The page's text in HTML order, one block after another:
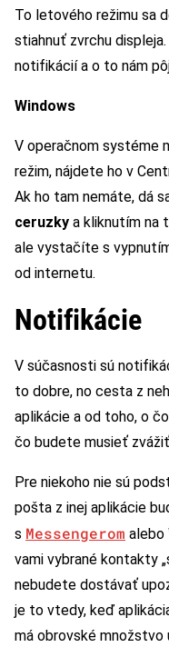
To letového režimu sa
stiahnuť zvrchu
notifikácií a o to nám
Windows
V operačnom systéme
režim, nájdete ho v
Ak ho tam nemáte, dá
ceruzky a kliknutím na
ale vystačíte s
od internetu.
Notifikácie
V súčasnosti sú
to dobre, no cesta z
aplikácie a od toho, o
čo budete musieť
Pre niekoho nie sú
pošta z inej aplikácie
s Messengerom alebo
vami vybrané kontakty
nebudete dostávať
je to vtedy, keď
má obrovské